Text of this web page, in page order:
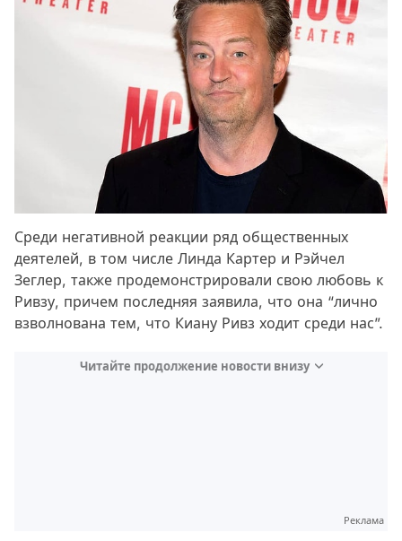
Среди негативной реакции ряд общественных
деятелей, в том числе Линда Картер и Рэйчел
Зеглер, также продемонстрировали свою любовь к
Ривзу, причем последняя заявила, что она “лично
взволнована тем, что Киану Ривз ходит среди нас”.
Читайте продолжение новости внизу
Реклама